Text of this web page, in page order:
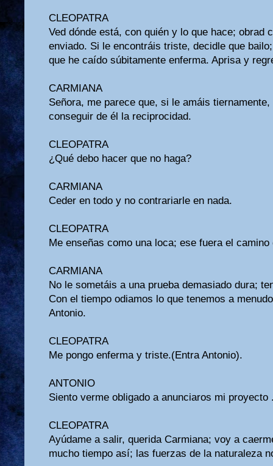
CLEOPATRA
Ved dónde está, con quién y lo que hace; obrad
enviado. Si le encontráis triste, decidle que
que he caído súbitamente enferma. Aprisa y
CARMIANA
Señora, me parece que, si le amáis
conseguir de él la reciprocidad.
CLEOPATRA
¿Qué debo hacer que no haga?
CARMIANA
Ceder en todo y no contrariarle en nada.
CLEOPATRA
Me enseñas como una loca; ese fuera el camino
CARMIANA
No le sometáis a una prueba demasiado dura;
Con el tiempo odiamos lo que tenemos a
Antonio.
CLEOPATRA
Me pongo enferma y triste.(Entra Antonio).
ANTONIO
Siento verme obligado a anunciaros mi proyecto
CLEOPATRA
Ayúdame a salir, querida Carmiana; voy a
mucho tiempo así; las fuerzas de la naturaleza